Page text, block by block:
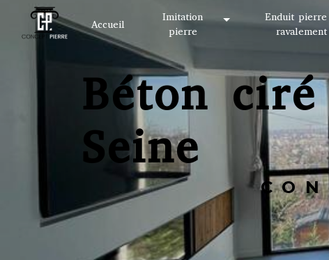
Accueil
Imitation
pierre
Enduit
ravalement
Béton ciré sur bois Vitry-sur-
Seine
Panneau de gestion des cookies